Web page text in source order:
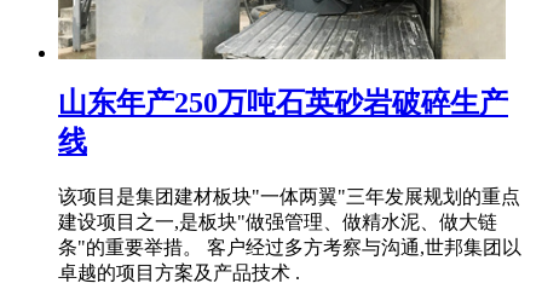
山东年产250万吨石英砂岩破碎生产
线
该项目是集团建材板块"一体两翼"三年发展规划的重点
建设项目之一,是板块"做强管理、做精水泥、做大链
条"的重要举措。 客户经过多方考察与沟通,世邦集团以
卓越的项目方案及产品技术 .